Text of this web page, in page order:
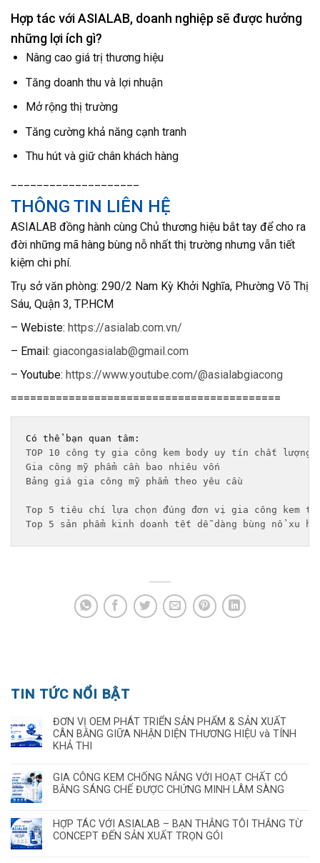
Hợp tác với ASIALAB, doanh nghiệp sẽ được hưởng
những lợi ích gì?
Nâng cao giá trị thương hiệu
Tăng doanh thu và lợi nhuận
Mở rộng thị trường
Tăng cường khả năng cạnh tranh
Thu hút và giữ chân khách hàng
THÔNG TIN LIÊN HỆ
ASIALAB đồng hành cùng Chủ thương hiệu bắt tay để cho ra
đời những mã hàng bùng nỗ nhất thị trường nhưng vẫn tiết
kiệm chi phí.
Trụ sở văn phòng: 290/2 Nam Kỳ Khởi Nghĩa, Phường Võ Thị
Sáu, Quận 3, TP.HCM
– Webiste: https://asialab.com.vn/
– Email: giacongasialab@gmail.com
– Youtube: https://www.youtube.com/@asialabgiacong
==========================================
TOP 10 công ty gia công kem body uy tín chất lượng
Gia công mỹ phẩm cần bao nhiêu vốn
Bảng giá gia công mỹ phẩm theo yêu cầu
Top 5 tiêu chí lựa chọn đúng đơn vị gia công kem
Top 5 sản phẩm kinh doanh tết dễ dàng bùng nổ xu
TIN TỨC NỔI BẬT
ĐƠN VỊ OEM PHÁT TRIỂN SẢN PHẨM & SẢN XUẤT
CÂN BẰNG GIỮA NHẬN DIỆN THƯƠNG HIỆU và TÍNH
KHẢ THI
GIA CÔNG KEM CHỐNG NẮNG VỚI HOẠT CHẤT CÓ
BẰNG SÁNG CHẾ ĐƯỢC CHỨNG MINH LÂM SÀNG
HỢP TÁC VỚI ASIALAB – BẠN THẮNG TÔI THẮNG TỪ
CONCEPT ĐẾN SẢN XUẤT TRỌN GÓI